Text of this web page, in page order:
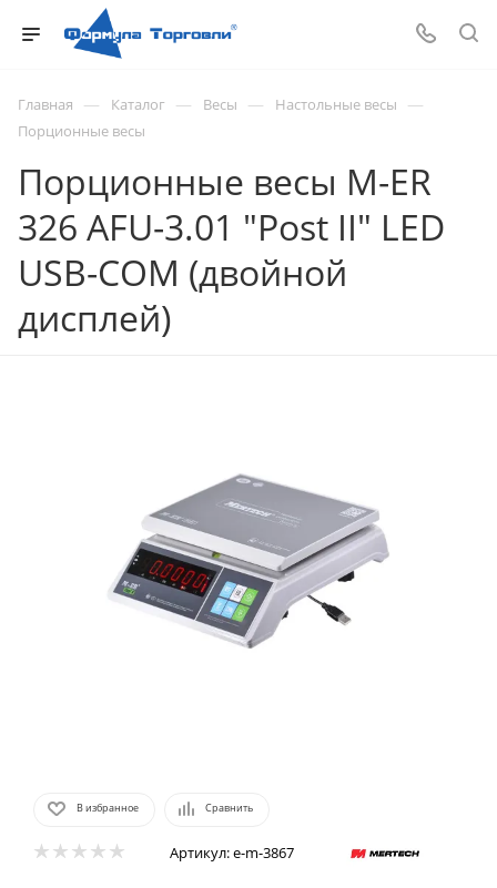
Главная — Каталог — Весы — Настольные весы —
Порционные весы
Порционные весы M-ER
326 AFU-3.01 "Post II" LED
USB-COM (двойной
дисплей)
В избранное Сравнить
Артикул:e-m-3867